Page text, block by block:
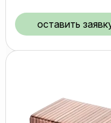
оставить